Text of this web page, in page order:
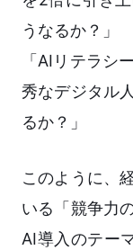
うなるか？」
「AIリテラシ
秀なデジタル
るか？」
このように、
いる「競争力
AI導入のテー